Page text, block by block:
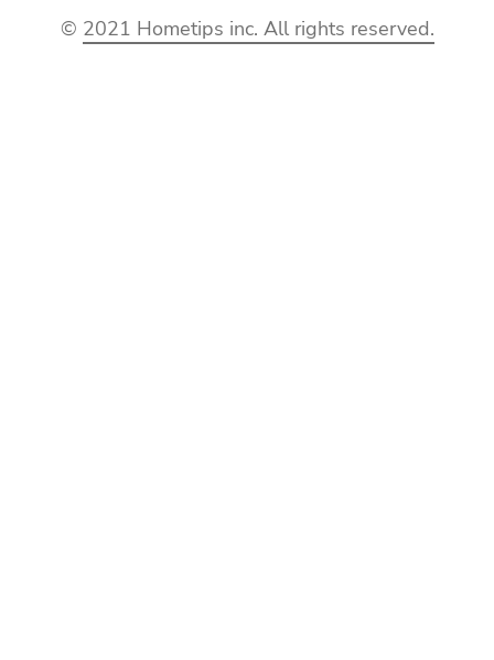
© 2021 Hometips inc. All rights reserved.